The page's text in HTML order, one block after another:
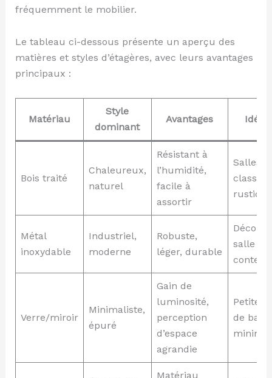
fréquemment le mobilier.
Le tableau ci-dessous présente un aperçu des
matières et styles d’étagères, avec leurs avantages
principaux :
Matériau
Style
dominant
Avantages Idéal
Bois traité
Chaleureux,
naturel
Résistant à
l’humidité,
facile à
assortir
Salles
Métal
inoxydable
Industriel,
moderne
Robuste,
léger, durable
salle de
Verre/miroir
Minimaliste,
épuré
Gain de
luminosité,
perception
d’espace
agrandie
Petites
de
minimal
Matériau